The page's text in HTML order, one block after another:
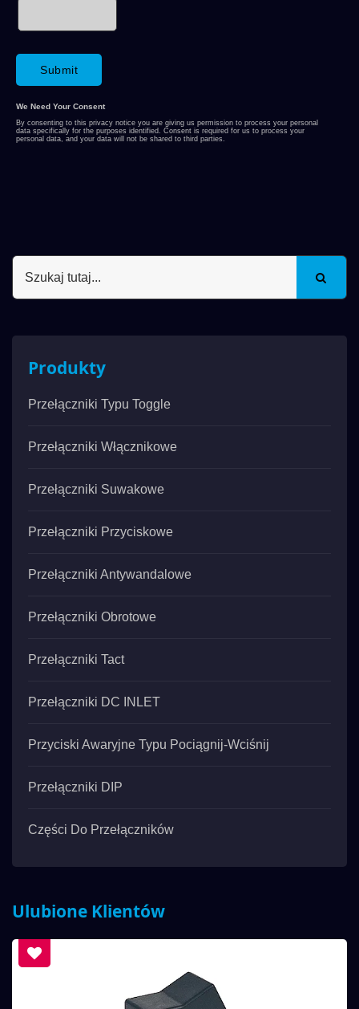
Produkty
Przełączniki Typu Toggle
Przełączniki Włącznikowe
Przełączniki Suwakowe
Przełączniki Przyciskowe
Przełączniki Antywandalowe
Przełączniki Obrotowe
Przełączniki Tact
Przełączniki DC INLET
Przyciski Awaryjne Typu Pociągnij-Wciśnij
Przełączniki DIP
Części Do Przełączników
Ulubione Klientów